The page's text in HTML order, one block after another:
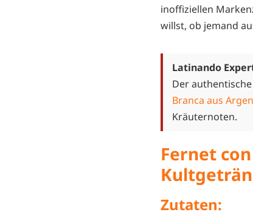
inoffiziellen
willst, ob jemand
Latinando
Der
Branca aus
Kräuternoten.
Fernet
Zutaten: